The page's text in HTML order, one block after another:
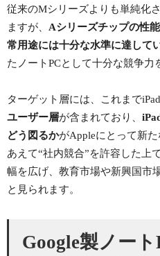
従来のMシリーズよりも単純化
ますが、 Aシリーズチップの性
常用途には十分な水準に達して
たノートPCとして十分な競争力
ターゲット層には、これまで
ユーザー層が含まれており、
どう図るかがAppleにとって新た
あえて“社内競合”を許容した上
幅を広げ、教育市場や新興国市
と見られます。
Google製ノー